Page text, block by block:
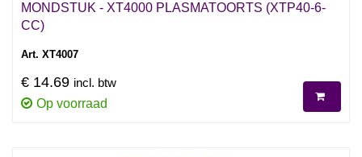
MONDSTUK - XT4000 PLASMATOORTS (XTP40-6-
CC)
Art. XT4007
€ 14.69 incl. btw
Op voorraad